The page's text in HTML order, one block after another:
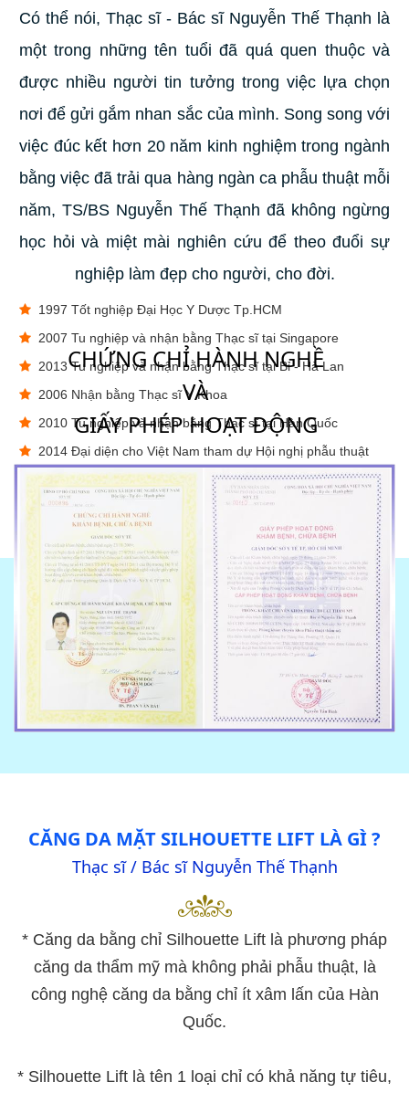
Có thể nói, Thạc sĩ - Bác sĩ Nguyễn Thế Thạnh là
một trong những tên tuổi đã quá quen thuộc và
được nhiều người tin tưởng trong việc lựa chọn
nơi để gửi gắm nhan sắc của mình. Song song với
việc đúc kết hơn 20 năm kinh nghiệm trong ngành
bằng việc đã trải qua hàng ngàn ca phẫu thuật mỗi
năm, TS/BS Nguyễn Thế Thạnh đã không ngừng
học hỏi và miệt mài nghiên cứu để theo đuổi sự
nghiệp làm đẹp cho người, cho đời.
1997 Tốt nghiệp Đại Học Y Dược Tp.HCM
2007 Tu nghiệp và nhận bằng Thạc sĩ tại Singapore
2013 Tu nghiệp và nhận bằng Thạc sĩ tại Bỉ - Hà Lan
2006 Nhận bằng Thạc sĩ Y Khoa
2010 Tu nghiệp và nhận bằng Thạc sĩ tại Hàn Quốc
2014 Đại diện cho Việt Nam tham dự Hội nghị phẫu thuật
thẩm mỹ quốc tế tại Philippines ...
Từng nhiều năm tu nghiệp tại các quốc gia có ngành
phẫu thuật thẩm mỹ tiến tiến như: Bỉ, Hà Lan, Hàn Quốc...
CHỨNG CHỈ HÀNH NGHỀ
VÀ
GIẤY PHÉP HOẠT ĐỘNG
CĂNG DA MẶT SILHOUETTE LIFT LÀ GÌ ?
Thạc sĩ / Bác sĩ Nguyễn Thế Thạnh
* Căng da bằng chỉ Silhouette Lift là phương pháp
căng da thẩm mỹ mà không phải phẫu thuật, là
công nghệ căng da bằng chỉ ít xâm lấn của Hàn
Quốc.
* Silhouette Lift là tên 1 loại chỉ có khả năng tự tiêu,